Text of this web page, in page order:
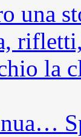
una
la